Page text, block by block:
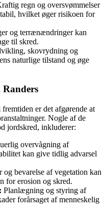
regn og oversvømmelser
hvilket øger risikoen for
og terrænændringer kan
til skred.
skovrydning og
naturlige tilstand og øge
Randers
er det afgørende at
Nogle af de
jordskred, inkluderer:
overvågning af
kan give tidlig advarsel
bevarelse af vegetation kan
for erosion og skred.
Planlægning og styring af
forårsaget af menneskelig